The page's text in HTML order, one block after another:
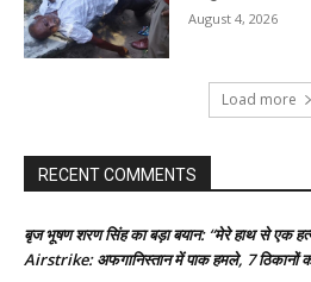
August 4, 2026
Load more
RECENT COMMENTS
बृज भूषण शरण सिंह का बड़ा बयान: “मेरे हाथ से एक
Airstrike: अफगानिस्तान में पाक हमले, 7 ठिकानों को